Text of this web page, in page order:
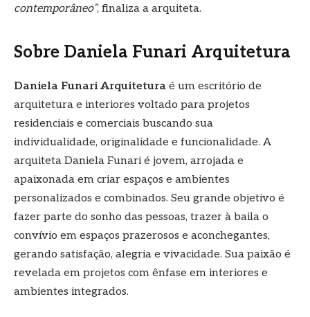
contemporâneo”, finaliza a arquiteta.
Sobre Daniela Funari Arquitetura
Daniela Funari Arquitetura é um escritório de
arquitetura e interiores voltado para projetos
residenciais e comerciais buscando sua
individualidade, originalidade e funcionalidade. A
arquiteta Daniela Funari é jovem, arrojada e
apaixonada em criar espaços e ambientes
personalizados e combinados. Seu grande objetivo é
fazer parte do sonho das pessoas, trazer à baila o
convívio em espaços prazerosos e aconchegantes,
gerando satisfação, alegria e vivacidade. Sua paixão é
revelada em projetos com ênfase em interiores e
ambientes integrados.